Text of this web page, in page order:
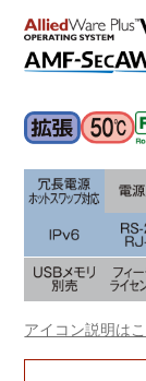
アイコン説明は